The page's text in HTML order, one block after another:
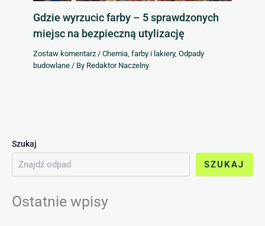
Gdzie wyrzucic farby – 5 sprawdzonych
miejsc na bezpieczną utylizację
Zostaw komentarz /Chemia, farby i lakiery,Odpady
budowlane / By Redaktor Naczelny
Szukaj
SZUKAJ
Ostatnie wpisy